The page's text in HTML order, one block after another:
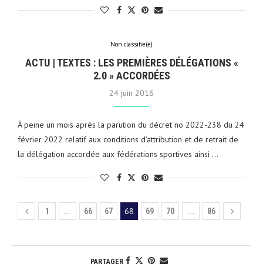
Non classifié(e)
ACTU | TEXTES : LES PREMIÈRES DÉLÉGATIONS «
2.0 » ACCORDÉES
24 juin 2016
À peine un mois après la parution du décret no 2022-238 du 24
février 2022 relatif aux conditions d’attribution et de retrait de
la délégation accordée aux fédérations sportives ainsi …
1 … 66 67 68 69 70 … 86
PARTAGER